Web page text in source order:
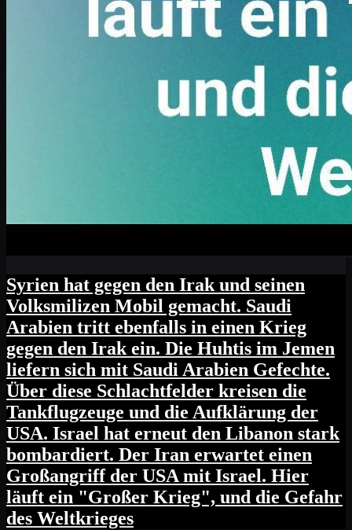
Syrien hat gegen den Irak und seinen
Volksmilizen Mobil gemacht. Saudi
Arabien tritt ebenfalls in einen Krieg
gegen den Irak ein. Die Huhtis im Jemen
liefern sich mit Saudi Arabien Gefechte.
Über diese Schlachtfelder kreisen die
Tankflugzeuge und die Aufklärung der
USA. Israel hat erneut den Libanon stark
bombardiert. Der Iran erwartet einen
Großangriff der USA mit Israel. Hier
läuft ein "Großer Krieg", und die Gefahr
des Weltkrieges